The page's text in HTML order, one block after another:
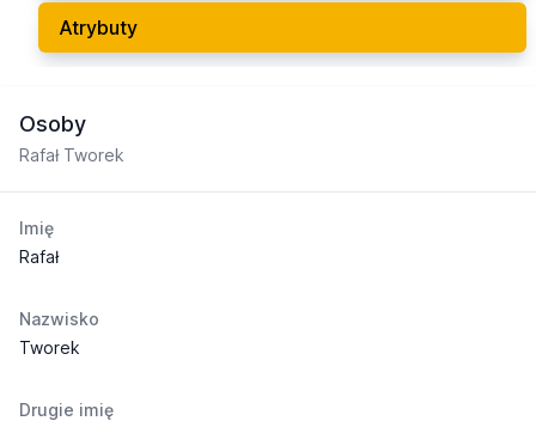
Atrybuty
Osoby
Rafał Tworek
Imię
Rafał
Nazwisko
Tworek
Drugie imię